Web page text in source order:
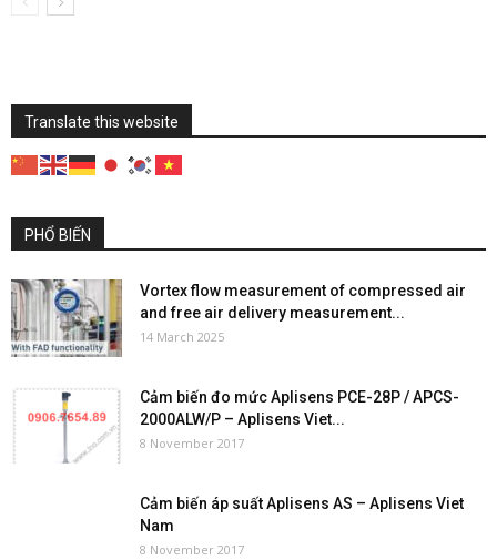
Translate this website
PHỔ BIẾN
Vortex flow measurement of compressed air
and free air delivery measurement...
14 March 2025
Cảm biến đo mức Aplisens PCE-28P / APCS-
2000ALW/P – Aplisens Viet...
8 November 2017
Cảm biến áp suất Aplisens AS – Aplisens Viet
Nam
8 November 2017